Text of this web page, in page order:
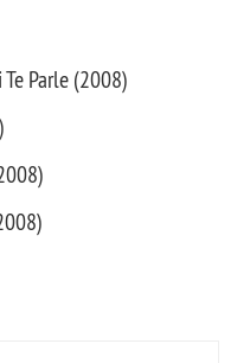
Parle (2008)